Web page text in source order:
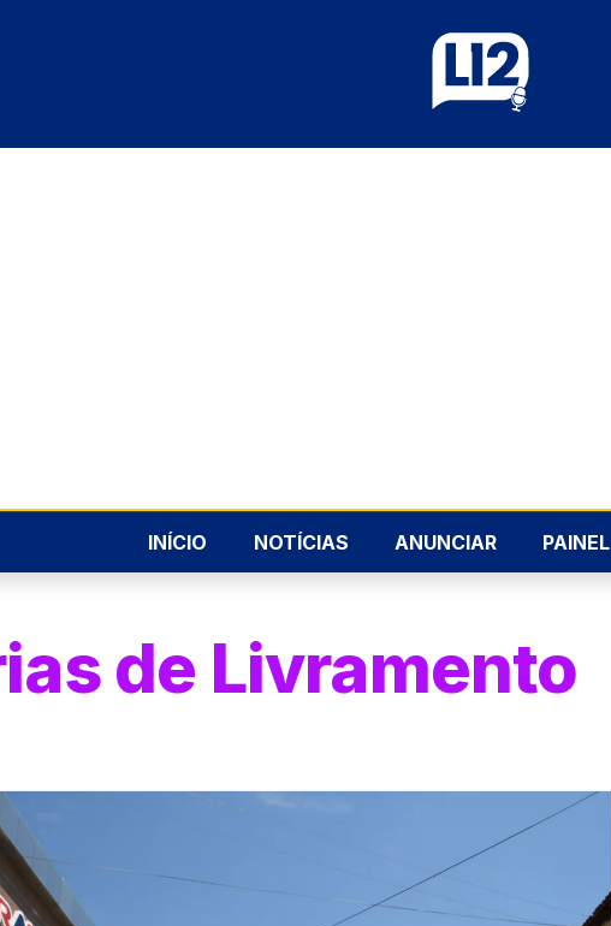
INÍCIO NOTÍCIAS ANUNCIAR PAINEL
de Livramento